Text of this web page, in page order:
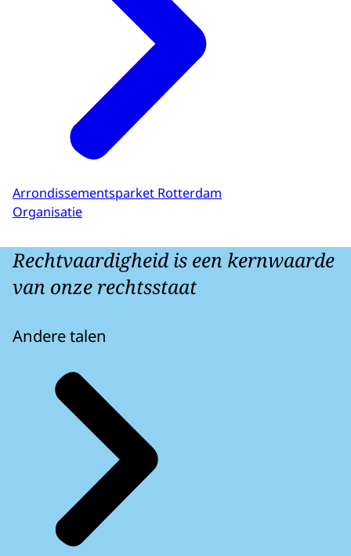
Arrondissementsparket Rotterdam
Organisatie
Rechtvaardigheid is een kernwaarde
van onze rechtsstaat
Andere talen